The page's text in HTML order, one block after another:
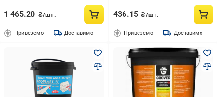
1 465.20 ₴/шт.
Привеземо Доставимо
436.15 ₴/шт.
Привеземо Доставимо